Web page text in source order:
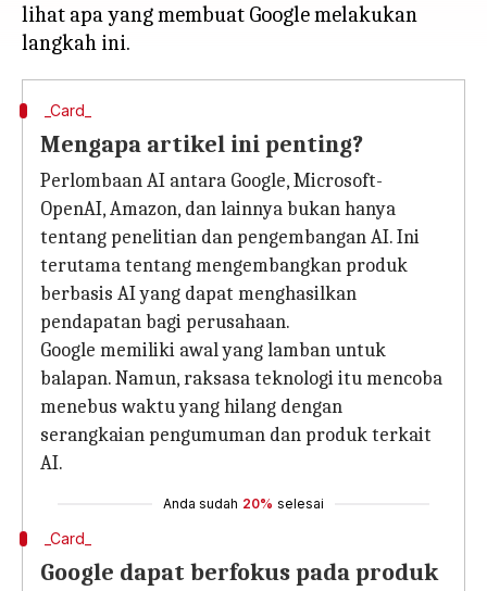
lihat apa yang membuat Google melakukan
_Card_
Mengapa artikel ini penting?
Perlombaan AI antara Google, Microsoft-
OpenAI, Amazon, dan lainnya bukan hanya
tentang penelitian dan pengembangan AI. Ini
terutama tentang mengembangkan produk
berbasis AI yang dapat menghasilkan
pendapatan bagi perusahaan.
Google memiliki awal yang lamban untuk
balapan. Namun, raksasa teknologi itu mencoba
menebus waktu yang hilang dengan
serangkaian pengumuman dan produk terkait
AI.
Anda sudah 20% selesai
_Card_
Google dapat berfokus pada produk